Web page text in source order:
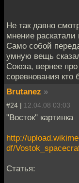
Не так давно
мнение раскатали
Само собой
умную вещь
Союза, вернее
соревнования
Brutanez »
#24 | 12.04.08 03:03
"Восток" картинка
http://
df/
Статья: